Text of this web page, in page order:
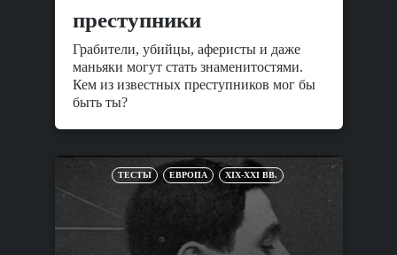
преступники
Грабители, убийцы, аферисты и даже
маньяки могут стать знаменитостями.
Кем из известных преступников мог бы
быть ты?
ТЕСТЫ ЕВРОПА XIX-XXI ВВ.